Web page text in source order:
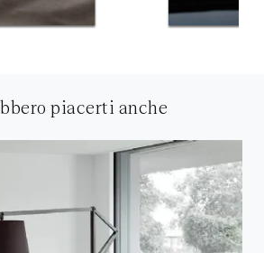
piacerti anche